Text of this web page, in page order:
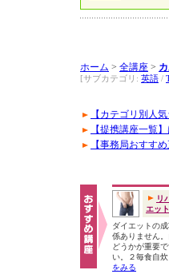
ホーム > 全講座 >
[サブカテゴリ: 英語 /
【カテゴリ別人
【提携講座一覧
【事務局おすす
リ
エッ
ダイエットの
係ありません
どうかが重要
い。２毎食自
をみる